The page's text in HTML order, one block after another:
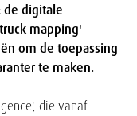
de digitale
mapping'
om de toepassing
te maken.
die vanaf